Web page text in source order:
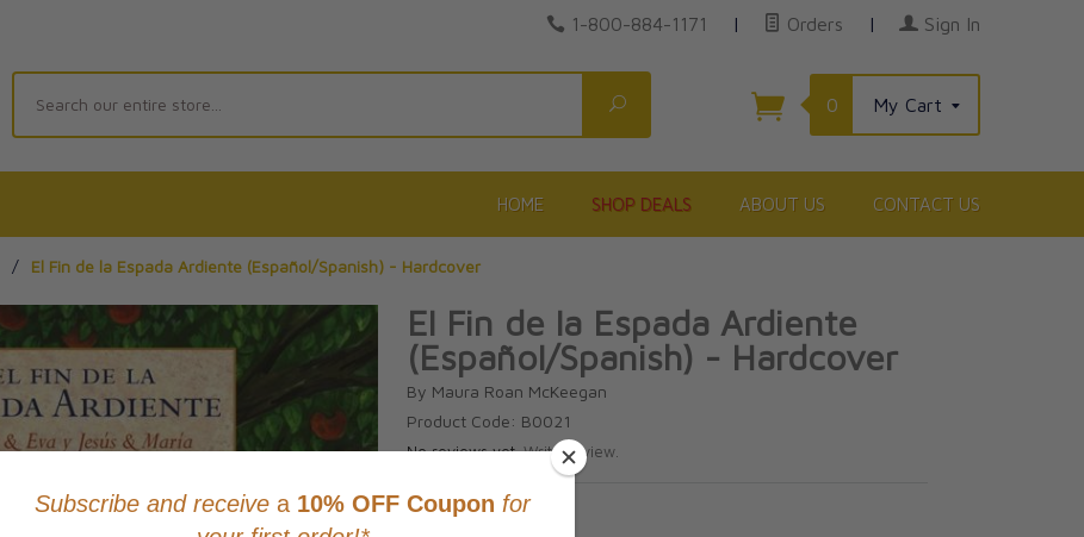
1-800-884-1171 | Orders | Sign In
Search
0 My Cart
HOME SHOP DEALS ABOUT US CONTACT US
/ El Fin de la Espada Ardiente (Español/Spanish) - Hardcover
El Fin de la Espada Ardiente
(Español/Spanish) - Hardcover
By Maura Roan McKeegan
Product Code: B0021
No reviews yet.Write review.
CAD $26.95